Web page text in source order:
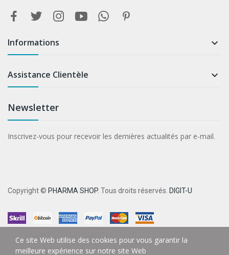
Informations 
Assistance Clientèle 
Newsletter
Inscrivez-vous pour recevoir les dernières actualités par e-mail.
Copyright © PHARMA SHOP. Tous droits réservés. DIGIT-U
Ce site Web utilise des cookies pour vous garantir la
meilleure expérience sur notre site Web